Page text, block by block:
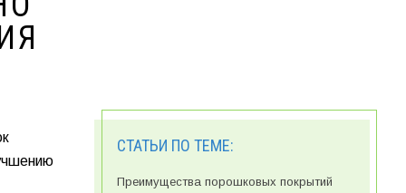
СТАТЬИ ПО ТЕМЕ:
Преимущества порошковых покрытий